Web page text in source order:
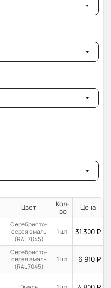
Цвет
Кол-
во
Цена
Серебристо-
серая эмаль
(RAL 7045)
1 шт. 31 300 ₽
Серебристо-
серая эмаль
(RAL 7045)
1 шт. 6 910 ₽